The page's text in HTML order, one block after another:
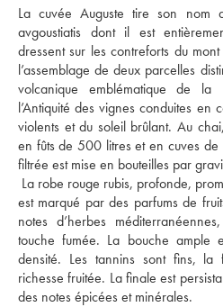
La cuvée Auguste tire son nom
avgoustiatis dont il est
dressent sur les contreforts du
l’assemblage de deux parcelles
volcanique emblématique de la
l’Antiquité des vignes conduites en
violents et du soleil brûlant. Au
en fûts de 500 litres et en cuves
filtrée est mise en bouteilles par
La robe rouge rubis, profonde,
est marqué par des parfums de
notes d’herbes
touche fumée. La bouche ample
densité. Les tannins sont fins, la
richesse fruitée. La finale est
des notes épicées et minérales.